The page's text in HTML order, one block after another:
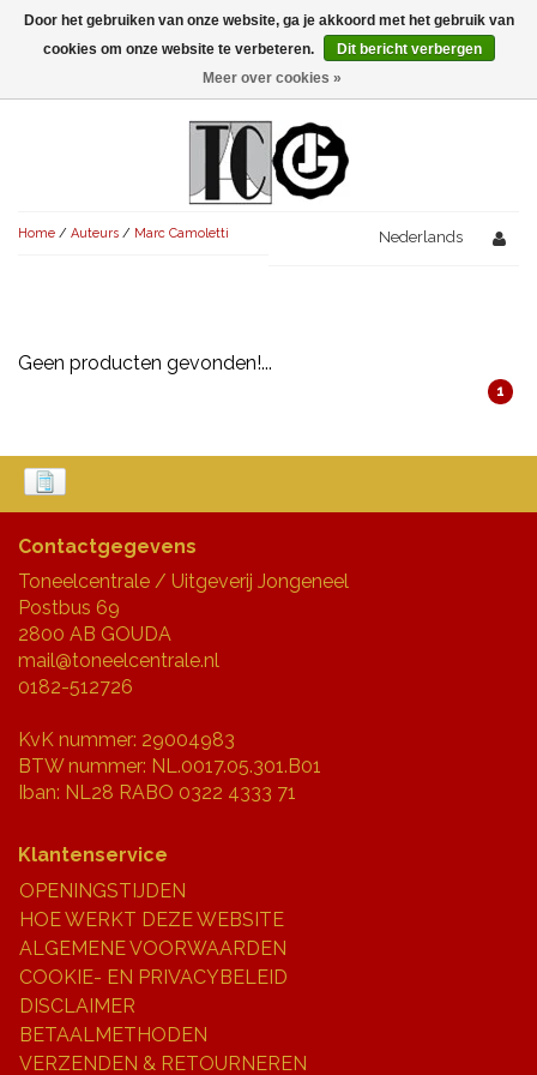
Menu
AVONDVULLEND (+75')
KORT (-30')
UITGELICHT!
AVONDVULLEND (+75')
OVERIG (30'-75')
KORT (-30')
UITGELICHT!
OVERIG (30'-75')
SPEKTAKELSTUKKEN
KOSTUUMSTUK
VOLKSTONEEL
SINTERKLAASTONEEL
KERSTTONEEL
JONGERENTONEEL
JEUGDTONEEL
PAASTONEEL
HANDBOEKEN
RECHTEN REGELEN
Home / Auteurs / Marc Camoletti Nederlands
Geen producten gevonden!...
1
Contactgegevens
Toneelcentrale / Uitgeverij Jongeneel
Postbus 69
2800 AB GOUDA
mail@toneelcentrale.nl
0182-512726
KvK nummer: 29004983
BTW nummer: NL.0017.05.301.B01
Iban: NL28 RABO 0322 4333 71
Klantenservice
OPENINGSTIJDEN
HOE WERKT DEZE WEBSITE
ALGEMENE VOORWAARDEN
COOKIE- EN PRIVACYBELEID
DISCLAIMER
BETAALMETHODEN
VERZENDEN & RETOURNEREN
Door het gebruiken van onze website, ga je akkoord met het gebruik van
cookies om onze website te verbeteren.
Dit bericht verbergen
Meer over cookies »